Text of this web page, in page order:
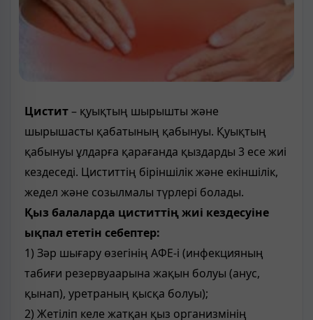
Цистит– қуықтың шырышты және
шырышасты қабатының қабынуы. Қуықтың
қабынуы ұлдарға қарағанда қыздарды 3 есе жиі
кездеседі. Циститтің біріншілік және екіншілік,
жедел және созылмалы түрлері болады.
Қыз балаларда циститтің жиі кездесуіне
ықпал ететін себептер:
1) Зәр шығару өзегінің АФЕ-і (инфекцияның
табиғи резервуаарына жақын болуы (анус,
қынап), уретраның қысқа болуы);
2) Жетіліп келе жатқан қыз организмінің